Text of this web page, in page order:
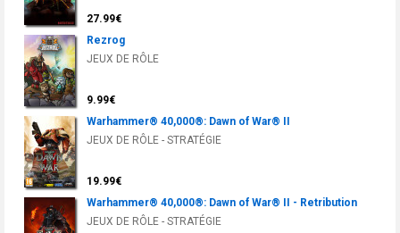
27.99€
Rezrog
JEUX DE RÔLE
9.99€
Warhammer® 40,000®: Dawn of War® II
JEUX DE RÔLE - STRATÉGIE
19.99€
Warhammer® 40,000®: Dawn of War® II - Retribution
JEUX DE RÔLE - STRATÉGIE